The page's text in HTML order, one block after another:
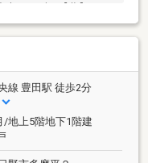
。まずは【夢】や
お客様に【安心・安
るよう全力でサポート
たいこと」を正直に
注意点を正直にご説
確にご案内。将来のロ
を考慮したライフプ
える住まいをご紹介
約】ボタンをクリッ
軽にご連絡ください！
線 豊田駅 徒歩2分
/地上5階地下1階建